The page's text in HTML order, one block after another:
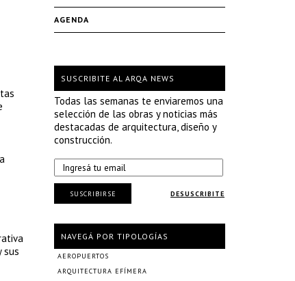
sus
AGENDA
SUSCRIBITE AL ARQA NEWS
Todas las semanas te enviaremos una
selección de las obras y noticias más
destacadas de arquitectura, diseño y
construcción.
DESUSCRIBITE
SUSCRIBIRSE
NAVEGÁ POR TIPOLOGÍAS
AEROPUERTOS
ARQUITECTURA EFÍMERA